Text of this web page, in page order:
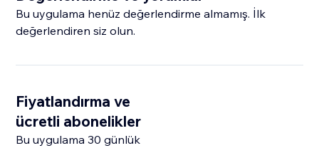
Bu uygulama henüz değerlendirme almamış. İlk
değerlendiren siz olun.
Fiyatlandırma ve
ücretli abonelikler
Bu uygulama 30 günlük